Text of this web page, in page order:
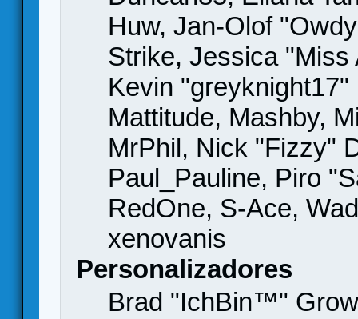
Huw, Jan-Olof
Strike, Jessica
Kevin
Mattitude, Mashby,
MrPhil, Nick "Fizzy"
Paul_Pauline, Piro
RedOne, S-Ace,
xenovanis
Personalizadores
Brad "IchBin™"